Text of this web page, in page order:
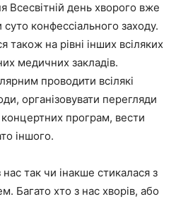
Всесвітній день хворого вже
конфессіального заходу.
також на рівні інших всіляких
медичних закладів.
проводити всілякі
організовувати перегляди
програм, вести
іншого.
так чи інакше стикалася з
Багато хто з нас хворів, або